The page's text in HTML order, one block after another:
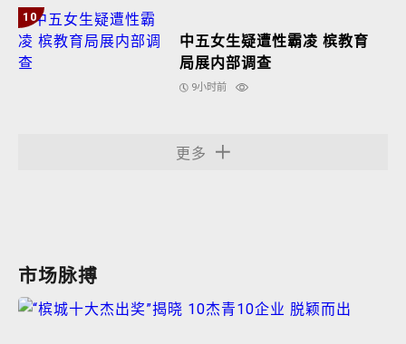
10
中五女生疑遭性霸凌 槟教育
局展内部调查
9小时前
更多
市场脉搏